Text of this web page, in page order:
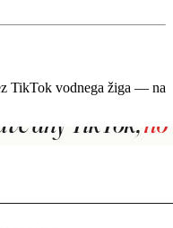
TikTok vodnega žiga — na